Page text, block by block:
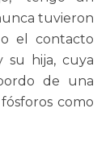
tuvieron
el contacto
su hija, cuya
de una
como